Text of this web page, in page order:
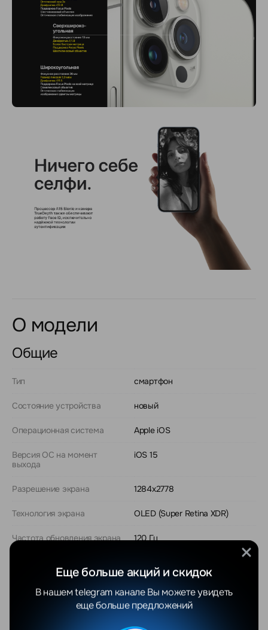
О модели
Общие
Тип смартфон
Состояние устройства новый
Операционная система Apple iOS
Версия ОС на момент
выхода
iOS 15
Разрешение экрана 1284x2778
Технология экрана OLED (Super Retina XDR)
Частота обновления экрана 120 Гц
основной камеры
Показать еще
Еще больше акций и скидок
В нашем telegram канале Вы можете увидеть
еще больше предложений